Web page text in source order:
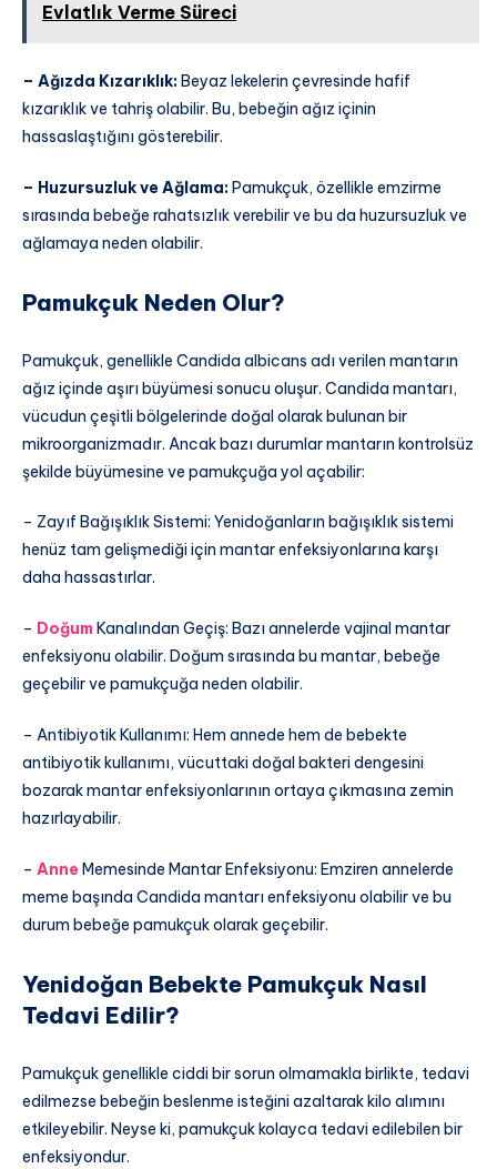
Evlatlık Verme Süreci
– Ağızda Kızarıklık:Beyaz lekelerin çevresinde hafif
kızarıklık ve tahriş olabilir. Bu, bebeğin ağız içinin
hassaslaştığını gösterebilir.
– Huzursuzluk ve Ağlama:Pamukçuk, özellikle emzirme
sırasında bebeğe rahatsızlık verebilir ve bu da huzursuzluk ve
ağlamaya neden olabilir.
Pamukçuk Neden Olur?
Pamukçuk, genellikle Candida albicans adı verilen mantarın
ağız içinde aşırı büyümesi sonucu oluşur. Candida mantarı,
vücudun çeşitli bölgelerinde doğal olarak bulunan bir
mikroorganizmadır. Ancak bazı durumlar mantarın kontrolsüz
şekilde büyümesine ve pamukçuğa yol açabilir:
– Zayıf Bağışıklık Sistemi: Yenidoğanların bağışıklık sistemi
henüz tam gelişmediği için mantar enfeksiyonlarına karşı
daha hassastırlar.
– DoğumKanalından Geçiş: Bazı annelerde vajinal mantar
enfeksiyonu olabilir. Doğum sırasında bu mantar, bebeğe
geçebilir ve pamukçuğa neden olabilir.
– Antibiyotik Kullanımı: Hem annede hem de bebekte
antibiyotik kullanımı, vücuttaki doğal bakteri dengesini
bozarak mantar enfeksiyonlarının ortaya çıkmasına zemin
hazırlayabilir.
– Anne Memesinde Mantar Enfeksiyonu: Emziren annelerde
meme başında Candida mantarı enfeksiyonu olabilir ve bu
durum bebeğe pamukçuk olarak geçebilir.
Yenidoğan Bebekte Pamukçuk Nasıl
Tedavi Edilir?
Pamukçuk genellikle ciddi bir sorun olmamakla birlikte, tedavi
edilmezse bebeğin beslenme isteğini azaltarak kilo alımını
etkileyebilir. Neyse ki, pamukçuk kolayca tedavi edilebilen bir
enfeksiyondur.